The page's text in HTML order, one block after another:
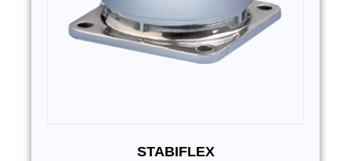
STABIFLEX